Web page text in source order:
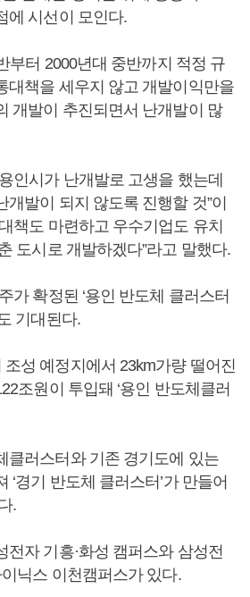
에 시선이 모인다.
부터 2000년대 중반까지 적정 규
대책을 세우지 않고 개발이익만을
개발이 추진되면서 난개발이 많
인시가 난개발로 고생을 했는데
발이 되지 않도록 진행할 것”이
책도 마련하고 우수기업도 유치
도시로 개발하겠다”라고 말했다.
가 확정된 ‘용인 반도체 클러스터
기대된다.
성 예정지에서 23km가량 떨어진
조원이 투입돼 ‘용인 반도체클러
클러스터와 기존 경기도에 있는
‘경기 반도체 클러스터’가 만들어
.
전자 기흥·화성 캠퍼스와 삼성전
닉스 이천캠퍼스가 있다.